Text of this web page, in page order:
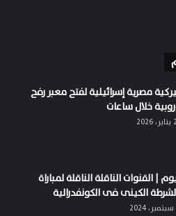
مصرية إسرائيلية لفتح معبر رفح
خلال ساعات
| القنوات الناقلة الناقلة لمباراة
الكينى فى الكونفدرالية